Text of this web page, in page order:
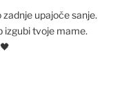
upajoče sanje.
izgubi tvoje mame.